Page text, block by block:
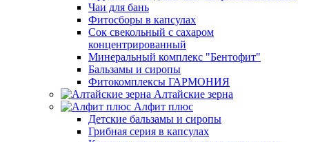
Чаи для бань
Фитосборы в капсулах
Сок свекольный с сахаром
концентрированный
Минеральный комплекс "Бентофит"
Бальзамы и сиропы
Фитокомплексы ГАРМОНИЯ
Алтайские зерна
Алфит плюс
Детские бальзамы и сиропы
Грибная серия в капсулах